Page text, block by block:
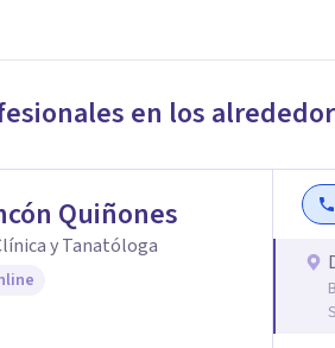
en los
Quiñones
y Tanatóloga